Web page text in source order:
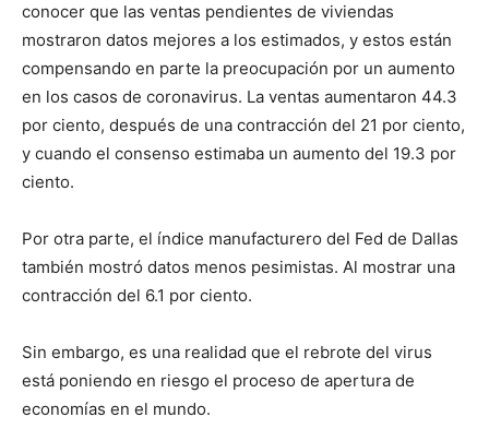
conocer que las ventas pendientes de viviendas
mostraron datos mejores a los estimados, y estos están
compensando en parte la preocupación por un aumento
en los casos de coronavirus. La ventas aumentaron 44.3
por ciento, después de una contracción del 21 por ciento,
y cuando el consenso estimaba un aumento del 19.3 por
ciento.
Por otra parte, el índice manufacturero del Fed de Dallas
también mostró datos menos pesimistas. Al mostrar una
contracción del 6.1 por ciento.
Sin embargo, es una realidad que el rebrote del virus
está poniendo en riesgo el proceso de apertura de
economías en el mundo.